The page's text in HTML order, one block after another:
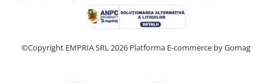
©Copyright EMPRIA SRL 2026 Platforma E-commerce by Gomag